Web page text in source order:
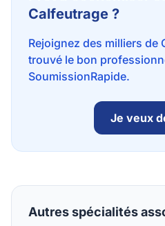
Calfeutrage ?
Rejoignez des milliers de
trouvé le bon
SoumissionRapide.
Je veux
Autres spécialités